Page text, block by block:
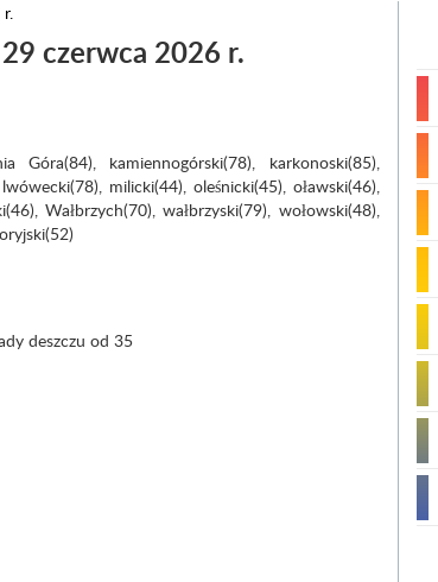
czerwca 2026 r.
Góra(84), kamiennogórski(78), karkonoski(85),
milicki(44), oleśnicki(45), oławski(46),
Wałbrzych(70), wałbrzyski(79), wołowski(48),
deszczu od 35